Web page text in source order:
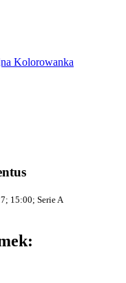
15:00; Serie A